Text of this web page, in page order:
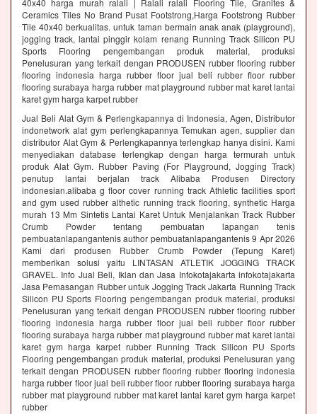
40x40 harga murah ralali | Ralali ralali Flooring Tile, Granites &
Ceramics Tiles No Brand Pusat Footstrong,Harga Footstrong Rubber
Tile 40x40 berkualitas. untuk taman bermain anak anak (playground),
jogging track, lantai pinggir kolam renang Running Track Silicon PU
Sports Flooring pengembangan produk material, produksi
Penelusuran yang terkait dengan PRODUSEN rubber flooring rubber
flooring indonesia harga rubber floor jual beli rubber floor rubber
flooring surabaya harga rubber mat playground rubber mat karet lantai
karet gym harga karpet rubber
Jual Beli Alat Gym & Perlengkapannya di Indonesia, Agen, Distributor
indonetwork alat gym perlengkapannya Temukan agen, supplier dan
distributor Alat Gym & Perlengkapannya terlengkap hanya disini. Kami
menyediakan database terlengkap dengan harga termurah untuk
produk Alat Gym. Rubber Paving (For Playground, Jogging Track)
penutup lantai berjalan track Alibaba Produsen Directory
indonesian.alibaba g floor cover running track Athletic facilities sport
and gym used rubber althetic running track flooring, synthetic Harga
murah 13 Mm Sintetis Lantai Karet Untuk Menjalankan Track Rubber
Crumb Powder tentang pembuatan lapangan tenis
pembuatanlapangantenis author pembuatanlapangantenis 9 Apr 2026
Kami dari produsen Rubber Crumb Powder (Tepung Karet)
memberikan solusi yaitu LINTASAN ATLETIK JOGGING TRACK
GRAVEL. Info Jual Beli, Iklan dan Jasa Infokotajakarta infokotajakarta
Jasa Pemasangan Rubber untuk Jogging Track Jakarta Running Track
Silicon PU Sports Flooring pengembangan produk material, produksi
Penelusuran yang terkait dengan PRODUSEN rubber flooring rubber
flooring indonesia harga rubber floor jual beli rubber floor rubber
flooring surabaya harga rubber mat playground rubber mat karet lantai
karet gym harga karpet rubber Running Track Silicon PU Sports
Flooring pengembangan produk material, produksi Penelusuran yang
terkait dengan PRODUSEN rubber flooring rubber flooring indonesia
harga rubber floor jual beli rubber floor rubber flooring surabaya harga
rubber mat playground rubber mat karet lantai karet gym harga karpet
rubber